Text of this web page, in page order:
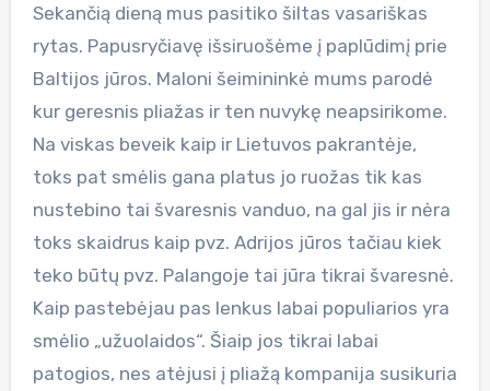
Sekančią dieną mus pasitiko šiltas vasariškas
rytas. Papusryčiavę išsiruošėme į paplūdimį prie
Baltijos jūros. Maloni šeimininkė mums parodė
kur geresnis pliažas ir ten nuvykę neapsirikome.
Na viskas beveik kaip ir Lietuvos pakrantėje,
toks pat smėlis gana platus jo ruožas tik kas
nustebino tai švaresnis vanduo, na gal jis ir nėra
toks skaidrus kaip pvz. Adrijos jūros tačiau kiek
teko būtų pvz. Palangoje tai jūra tikrai švaresnė.
Kaip pastebėjau pas lenkus labai populiarios yra
smėlio „užuolaidos“. Šiaip jos tikrai labai
patogios, nes atėjusi į pliažą kompanija susikuria